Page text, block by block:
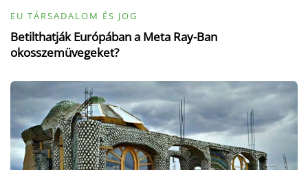
EU TÁRSADALOM ÉS JOG
Betilthatják Európában a Meta Ray-Ban
okosszemüvegeket?